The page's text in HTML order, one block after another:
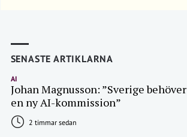
SENASTE ARTIKLARNA
AI
Johan Magnusson: ”Sverige behöver
en ny AI-kommission”
2 timmar sedan